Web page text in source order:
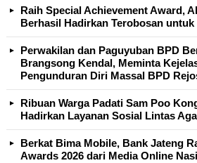
Raih Special Achievement Award,
Berhasil Hadirkan Terobosan untuk
Perwakilan dan Paguyuban BPD
Brangsong Kendal, Meminta
Pengunduran Diri Massal BPD
Ribuan Warga Padati Sam Poo
Hadirkan Layanan Sosial Lintas
Berkat Bima Mobile, Bank Jateng
Awards 2026 dari Media Online